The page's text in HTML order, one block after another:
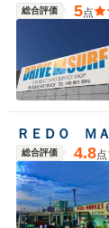
総合評価 5点
ＲＥＤＯ Ｍ
総合評価 4.8点